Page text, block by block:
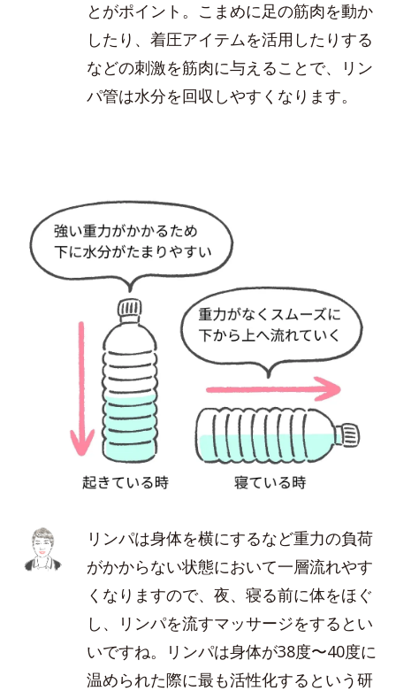
とがポイント。こまめに足の筋肉を動か
したり、着圧アイテムを活用したりする
などの刺激を筋肉に与えることで、リン
パ管は水分を回収しやすくなります。
リンパは身体を横にするなど重力の負荷
がかからない状態において一層流れやす
くなりますので、夜、寝る前に体をほぐ
し、リンパを流すマッサージをするとい
いですね。リンパは身体が38度〜40度に
温められた際に最も活性化するという研